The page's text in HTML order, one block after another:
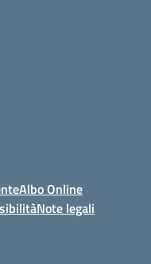
Albo Online
Note legali